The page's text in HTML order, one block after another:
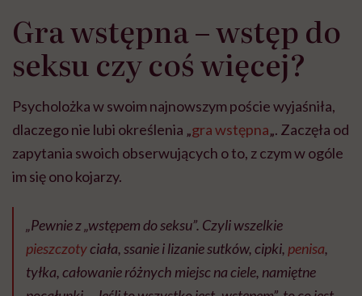
Gra wstępna – wstęp do
seksu czy coś więcej?
Psycholożka w swoim najnowszym poście wyjaśniła,
dlaczego nie lubi określenia „gra wstępna„. Zaczęła od
zapytania swoich obserwujących o to, z czym w ogóle
im się ono kojarzy.
„Pewnie z „wstępem do seksu”. Czyli wszelkie
pieszczotyciała, ssanie i lizanie sutków, cipki, penisa,
tyłka, całowanie różnych miejsc na ciele, namiętne